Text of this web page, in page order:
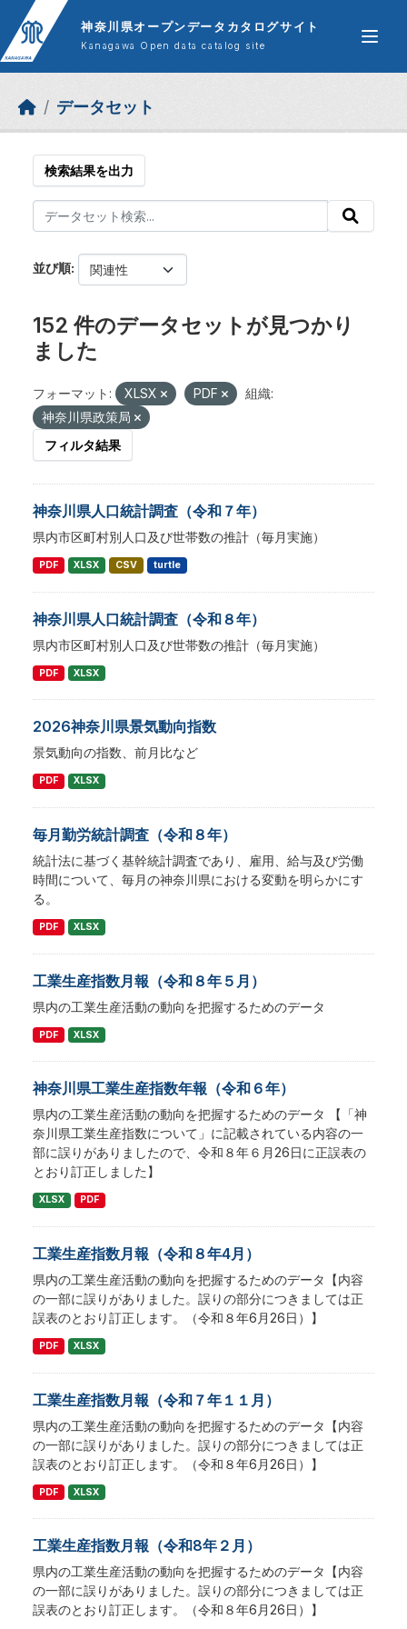
Skip to main content
神奈川県オープンデータカタログサイト
Kanagawa Open data catalog site
データセット
検索結果を出力
並び順
152 件のデータセットが見つかり
ました
フォーマット: XLSX PDF
組織:
神奈川県政策局
フィルタ結果
神奈川県人口統計調査（令和７年）
県内市区町村別人口及び世帯数の推計（毎月実施）
PDF XLSX CSV turtle
神奈川県人口統計調査（令和８年）
県内市区町村別人口及び世帯数の推計（毎月実施）
PDF XLSX
2026神奈川県景気動向指数
景気動向の指数、前⽉⽐など
PDF XLSX
毎月勤労統計調査（令和８年）
統計法に基づく基幹統計調査であり、雇用、給与及び労働
時間について、毎月の神奈川県における変動を明らかにす
る。
PDF XLSX
工業生産指数月報（令和８年５月）
県内の工業生産活動の動向を把握するためのデータ
PDF XLSX
神奈川県工業生産指数年報（令和６年）
県内の工業生産活動の動向を把握するためのデータ 【「神
奈川県工業生産指数について」に記載されている内容の一
部に誤りがありましたので、令和８年６月26日に正誤表の
とおり訂正しました】
XLSX PDF
工業生産指数月報（令和８年4月）
県内の工業生産活動の動向を把握するためのデータ【内容
の一部に誤りがありました。誤りの部分につきましては正
誤表のとおり訂正します。（令和８年6月26日）】
PDF XLSX
工業生産指数月報（令和７年１１月）
県内の工業生産活動の動向を把握するためのデータ【内容
の一部に誤りがありました。誤りの部分につきましては正
誤表のとおり訂正します。（令和８年6月26日）】
PDF XLSX
工業生産指数月報（令和8年２月）
県内の工業生産活動の動向を把握するためのデータ【内容
の一部に誤りがありました。誤りの部分につきましては正
誤表のとおり訂正します。（令和８年6月26日）】